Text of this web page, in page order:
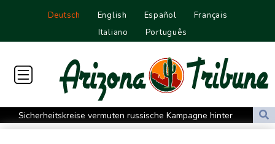
Deutsch English Español
Français
Italiano
Português
Sicherheitskreise vermuten russische Kampagne hinter
Falschvideo zu Merz-Rücktritt